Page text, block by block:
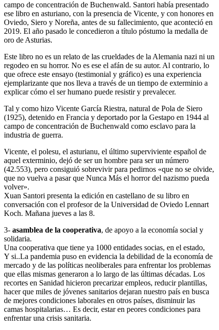
campo de concentración de Buchenwald. Santori había presentado
ese libro en asturiano, con la presencia de Vicente, y con honores en
Oviedo, Siero y Noreña, antes de su fallecimiento, que aconteció en
2019. El año pasado le concedieron a título póstumo la medalla de
oro de Asturias.
Este libro no es un relato de las crueldades de la Alemania nazi ni un
regodeo en su horror. No es ese el afán de su autor. Al contrario, lo
que ofrece este ensayo (testimonial y gráfico) es una experiencia
ejemplarizante que nos lleva a través de un tiempo de exterminio a
explicar cómo el ser humano puede resistir y prevalecer.
Tal y como hizo Vicente García Riestra, natural de Pola de Siero
(1925), detenido en Francia y deportado por la Gestapo en 1944 al
campo de concentración de Buchenwald como esclavo para la
industria de guerra.
Vicente, el polesu, el asturianu, el último superviviente español de
aquel exterminio, dejó de ser un hombre para ser un número
(42.553), pero consiguió sobrevivir para pedirnos «que no se olvide,
que no vuelva a pasar que Nunca Más el horror del nazismo pueda
volver».
Xuan Santori presenta la edición en castellano de su libro en
conversación con el profesor de la Universidad de Oviedo Lennart
Koch. Mañana jueves a las 8.
3- asamblea de la cooperativa, de apoyo a la economía social y
solidaria.
Una cooperativa que tiene ya 1000 entidades socias, en el estado,
Y si..La pandemia puso en evidencia la debilidad de la economía de
mercado y de las políticas neoliberales para enfrentar los problemas
que ellas mismas generaron a lo largo de las últimas décadas. Los
recortes en Sanidad hicieron precarizar empleos, reducir plantillas,
hacer que miles de jóvenes sanitarios dejaran nuestro país en busca
de mejores condiciones laborales en otros países, disminuir las
camas hospitalarias… Es decir, estar en peores condiciones para
enfrentar una crisis sanitaria.